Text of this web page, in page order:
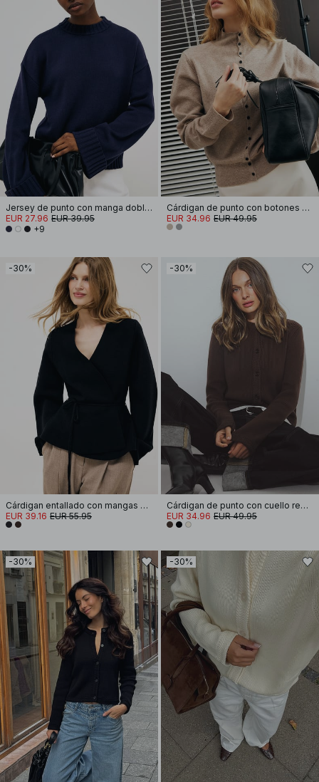
Jersey de punto con manga doblada
EUR 27.96 EUR 39.95
+9
Cárdigan de punto con botones ondulados
EUR 34.96 EUR 49.95
-30%
Cárdigan entallado con mangas esculpidas
EUR 39.16 EUR 55.95
-30%
Cárdigan de punto con cuello redondo
EUR 34.96 EUR 49.95
-30% -30%